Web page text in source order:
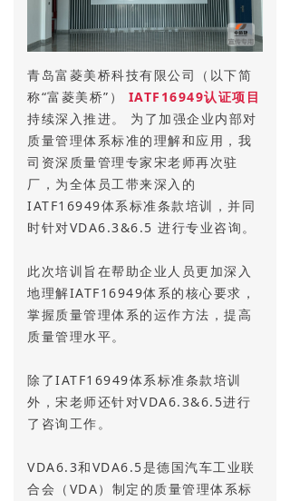
青岛富菱美桥科技有限公司（以下简
称“富菱美桥”） IATF16949认证项目
持续深入推进。 为了加强企业内部对
质量管理体系标准的理解和应用，我
司资深质量管理专家宋老师再次驻
厂，为全体员工带来深入的
IATF16949体系标准条款培训，并同
时针对VDA6.3&6.5 进行专业咨询。
此次培训旨在帮助企业人员更加深入
地理解IATF16949体系的核心要求，
掌握质量管理体系的运作方法，提高
质量管理水平。
除了IATF16949体系标准条款培训
外，宋老师还针对VDA6.3&6.5进行
了咨询工作。
VDA6.3和VDA6.5是德国汽车工业联
合会（VDA）制定的质量管理体系标